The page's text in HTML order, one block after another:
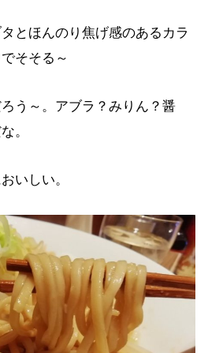
とほんのり焦げ感のあるカラ
そそる～
う～。アブラ？みりん？醤
。
いしい。